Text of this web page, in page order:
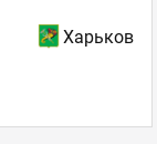
Харьков